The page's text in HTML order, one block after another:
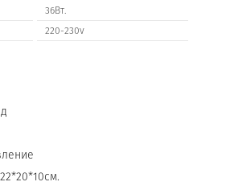
36Вт.
220-230v